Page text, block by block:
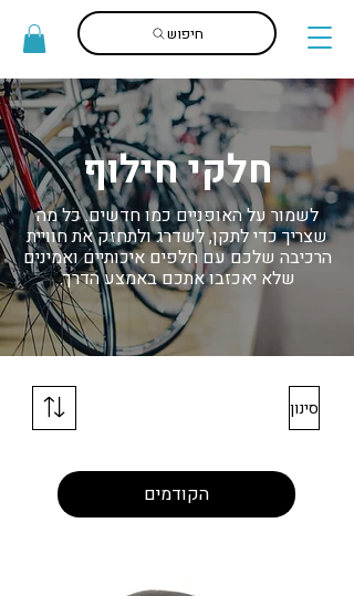
חיפוש
חלקי חילוף
לשמור על האופניים כמו חדשים. כל מה
שצריך כדי לתקן, לשדרג ולתחזק את חוויית
הרכיבה שלכם עם חלפים איכותיים ואמינים
שלא יאכזבו אתכם באמצע הדרך.
סינון
הקודמים